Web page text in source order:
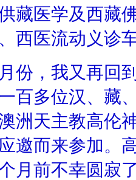
藏医学及西藏
西医流动义诊
份，我又再回
百多位汉、藏
洲天主教高伦
邀而来参加。
月前不幸圆寂